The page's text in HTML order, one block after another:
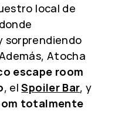
local de
sorprendiendo
Atocha
escape room
, elSpoiler Bar, y
totalmente